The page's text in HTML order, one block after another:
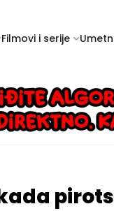
Filmovi i serije